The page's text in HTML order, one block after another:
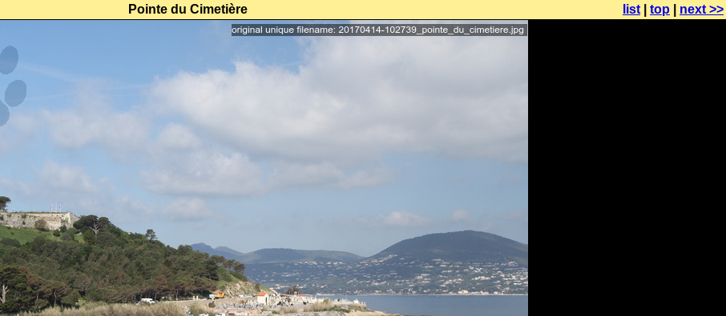
Pointe du Cimetière list top next >>